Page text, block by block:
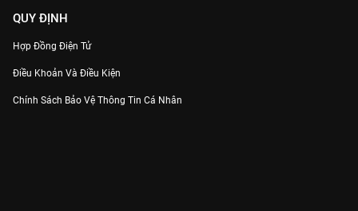
QUY ĐỊNH
Hợp Đồng Điện Tử
Điều Khoản Và Điều Kiện
Chính Sách Bảo Vệ Thông Tin Cá Nhân